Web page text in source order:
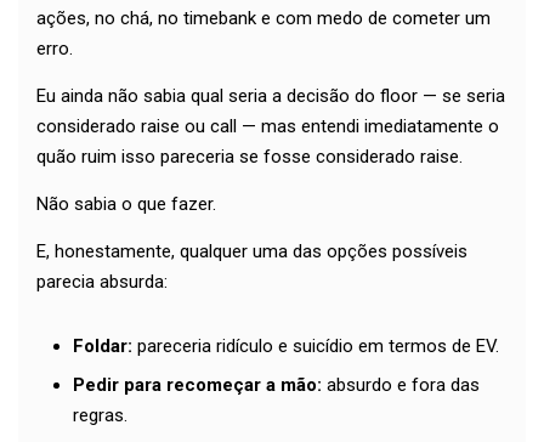
ações, no chá, no timebank e com medo de cometer um
erro.
Eu ainda não sabia qual seria a decisão do floor — se seria
considerado raise ou call — mas entendi imediatamente o
quão ruim isso pareceria se fosse considerado raise.
Não sabia o que fazer.
E, honestamente, qualquer uma das opções possíveis
parecia absurda:
Foldar: pareceria ridículo e suicídio em termos de EV.
Pedir para recomeçar a mão: absurdo e fora das
regras.